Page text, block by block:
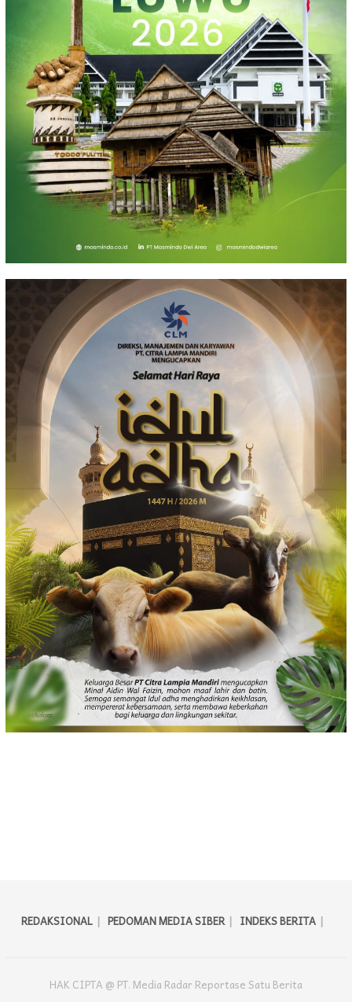
REDAKSIONAL PEDOMAN MEDIA SIBER INDEKS BERITA
HAK CIPTA @ PT. Media Radar Reportase Satu Berita